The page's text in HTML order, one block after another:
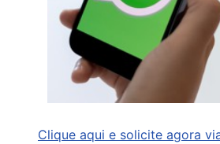
Clique aqui e solicite agora